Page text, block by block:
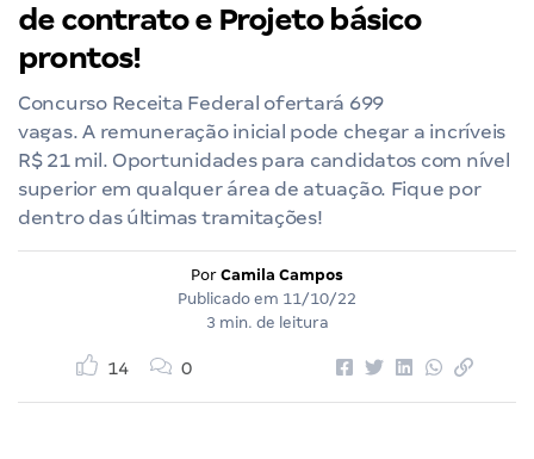
de contrato e Projeto básico
prontos!
Concurso Receita Federal ofertará 699
vagas. A remuneração inicial pode chegar a incríveis
R$ 21 mil. Oportunidades para candidatos com nível
superior em qualquer área de atuação. Fique por
dentro das últimas tramitações!
Por Camila Campos
Publicado em 11/10/22
3 min. de leitura
14 0